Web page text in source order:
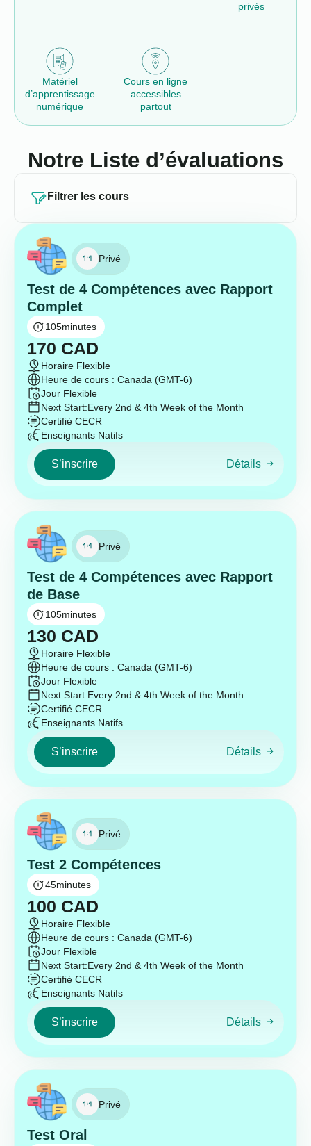
Notre Liste d’évaluations
privés
Matériel
d’apprentissage
numérique
Cours en ligne
accessibles
partout
Filtrer les cours
Privé
Test de 4 Compétences avec Rapport
Complet
105minutes
170 CAD
Horaire Flexible
Heure de cours : Canada (GMT-6)
Jour Flexible
Next Start:Every 2nd & 4th Week of the Month
Certifié CECR
Enseignants Natifs
S’inscrire Détails
Privé
Test de 4 Compétences avec Rapport
de Base
105minutes
130 CAD
Horaire Flexible
Heure de cours : Canada (GMT-6)
Jour Flexible
Next Start:Every 2nd & 4th Week of the Month
Certifié CECR
Enseignants Natifs
S’inscrire Détails
Privé
Test 2 Compétences
45minutes
100 CAD
Horaire Flexible
Heure de cours : Canada (GMT-6)
Jour Flexible
Next Start:Every 2nd & 4th Week of the Month
Certifié CECR
Enseignants Natifs
S’inscrire Détails
Privé
Test Oral